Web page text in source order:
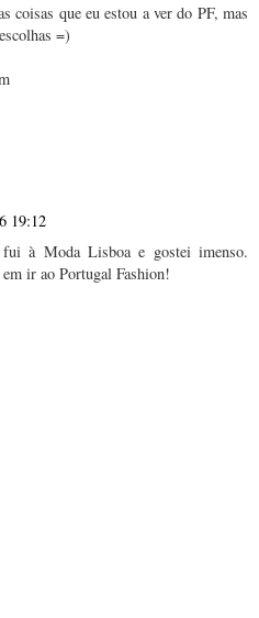
coisas que eu estou a ver do PF, mas
=)
19:12
à Moda Lisboa e gostei imenso.
ir ao Portugal Fashion!